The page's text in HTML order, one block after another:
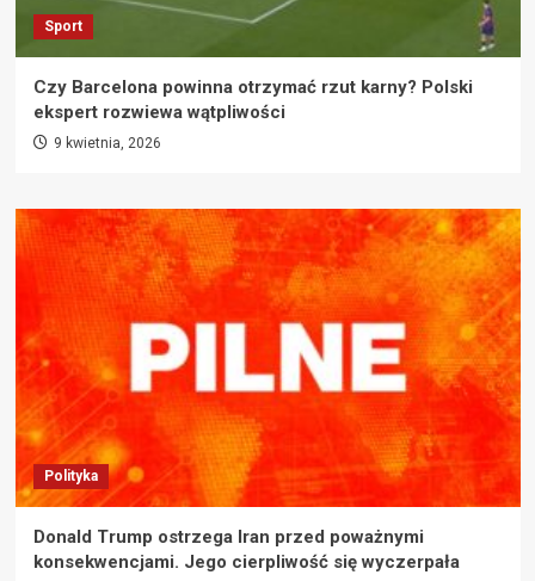
Sport
Czy Barcelona powinna otrzymać rzut karny? Polski
ekspert rozwiewa wątpliwości
9 kwietnia, 2026
Polityka
Donald Trump ostrzega Iran przed poważnymi
konsekwencjami. Jego cierpliwość się wyczerpała